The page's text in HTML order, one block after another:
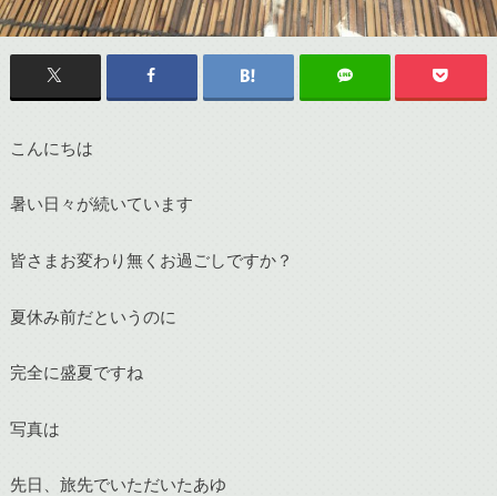
こんにちは
暑い日々が続いています
皆さまお変わり無くお過ごしですか？
夏休み前だというのに
完全に盛夏ですね
写真は
先日、旅先でいただいたあゆ